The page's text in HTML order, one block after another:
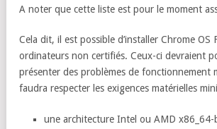
A noter que cette liste est pour le moment
Cela dit, il est possible d’installer Chrome OS
ordinateurs non certifiés. Ceux-ci devraient
présenter des problèmes de fonctionnement
faudra respecter les exigences matérielles
une architecture Intel ou AMD x86_64-